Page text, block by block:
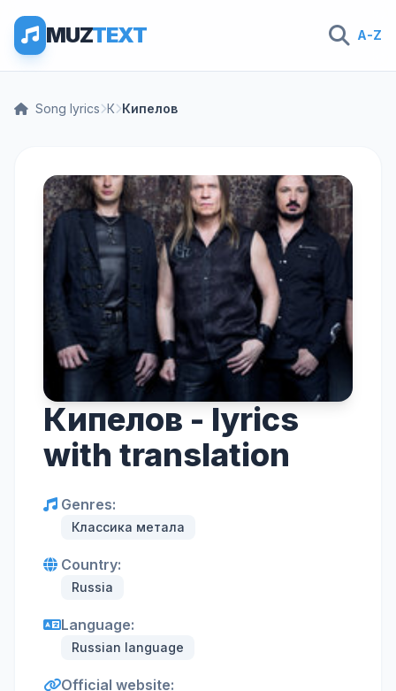
MUZTEXT A-Z
Song lyrics К Кипелов
Кипелов - lyrics
with translation
Genres:
Классика метала
Country:
Russia
Language:
Russian language
Official website: